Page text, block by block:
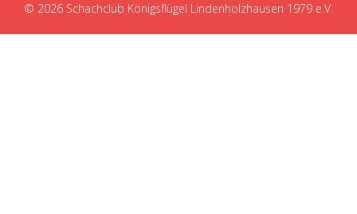
© 2026 Schachclub Königsflügel Lindenholzhausen 1979 e.V.